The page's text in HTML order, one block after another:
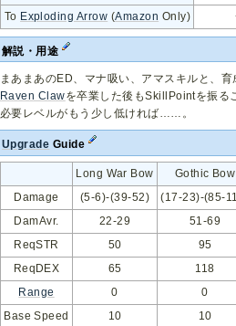
To Exploding Arrow (Amazon Only)
解説・用途
まあまあのED、マナ吸い、アマスキルと、
Raven Clawを卒業した後もSkillPointを振る
必要レベルがもう少し低ければ……。
Upgrade Guide
Long War Bow Gothic Bow
Damage
(5-6)-(39-52) (17-23)-(85-
DamAvr.
22-29 51-69
ReqSTR
50 95
ReqDEX
65 118
Range
0 0
Base Speed
10 10